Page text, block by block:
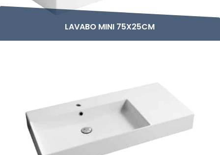
LAVABO MINI 75X25CM